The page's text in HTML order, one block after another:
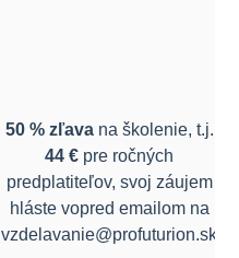
50 % zľavana školenie, t.j.
44 € pre ročných
predplatiteľov, svoj záujem
hláste vopred emailom na
vzdelavanie@profuturion.sk